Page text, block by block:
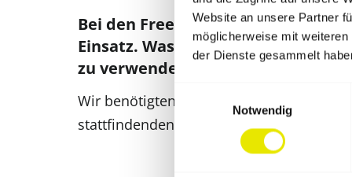
Website an unsere Partner
möglicherweise mit
der Dienste gesammelt
Notwendig
Bei den Freeridedays 2019
Einsatz. Was hat Euch davon
zu verwenden?
Wir benötigten ein Markenzelt Glacier
stattfindenden Events und